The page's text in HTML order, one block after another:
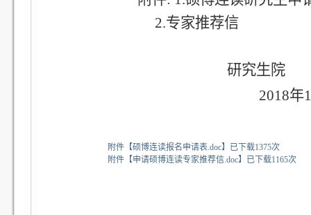
2.专家推荐信
研究生院
2018年
附件【硕博连读报名申请表.doc】 已下载1375次
附件【申请硕博连读专家推荐信.doc】 已下载1165次